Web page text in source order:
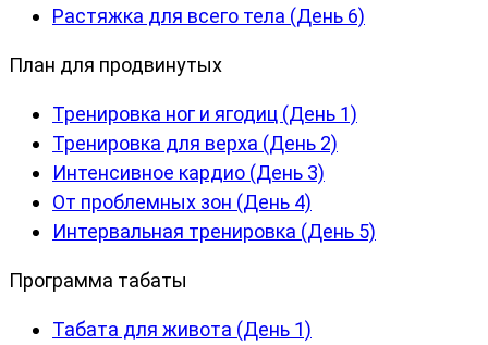
Растяжка для всего тела (День 6)
План для продвинутых
Тренировка ног и ягодиц (День 1)
Тренировка для верха (День 2)
Интенсивное кардио (День 3)
От проблемных зон (День 4)
Интервальная тренировка (День 5)
Программа табаты
Табата для живота (День 1)